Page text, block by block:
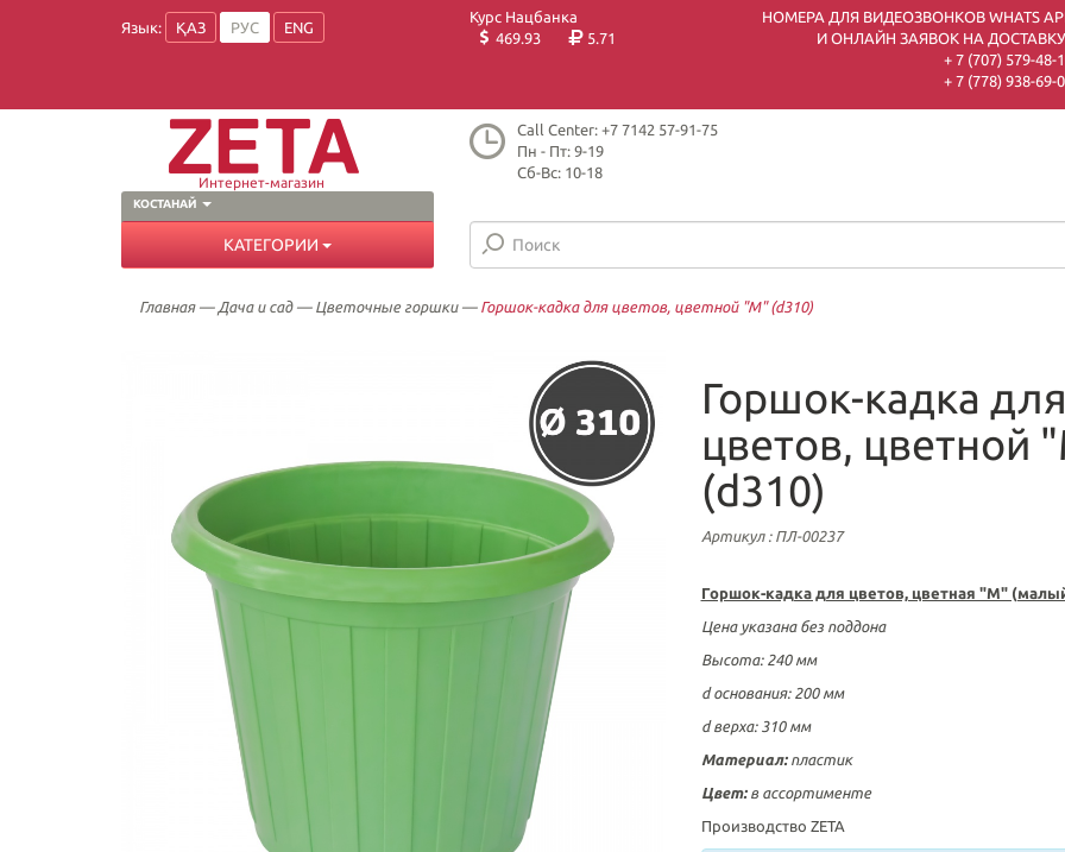
Язык: ҚАЗ РУС ENG
Курс Нацбанка
469.93
5.71
НОМЕРА ДЛЯ ВИДЕОЗВОНКОВ WHATS
И ОНЛАЙН ЗАЯВОК НА
+ 7 (707) 579-48-
+ 7 (778) 938-69-
КОСТАНАЙ
Интернет-магазин
Call Center: +7 7142 57-91-75
Пн - Пт: 9-19
Сб-Вс: 10-18
КАТЕГОРИИ
Главная— Дача и сад— Цветочные горшки— Горшок-кадка для цветов, цветной "М" (d310)
Горшок-кадка для
цветов, цветной
(d310)
Артикул: ПЛ-00237
Горшок-кадка для цветов, цветная "М"
Цена указана без поддона
Высота: 240 мм
d основания: 200 мм
d верха: 310 мм
Материал: пластик
Цвет:в ассортименте
Производство ZETA